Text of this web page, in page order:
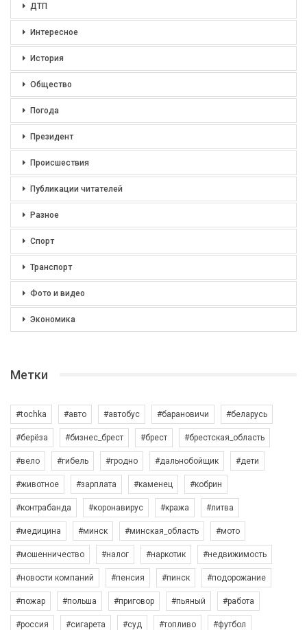
ДТП
Интересное
История
Общество
Погода
Президент
Происшествия
Публикации читателей
Разное
Спорт
Транспорт
Фото и видео
Экономика
Метки
#tochka #авто #автобус #барановичи #беларусь
#берёза #бизнес_брест #брест #брестская_область
#вело #гибель #гродно #дальнобойщик #дети
#животное #зарплата #каменец #кобрин
#контрабанда #коронавирус #кража #литва
#медицина #минск #минская_область #мото
#мошенничество #налог #наркотик #недвижимость
#новости компаний #пенсия #пинск #подорожание
#пожар #польша #приговор #пьяный #работа
#россия #сигарета #суд #топливо #футбол